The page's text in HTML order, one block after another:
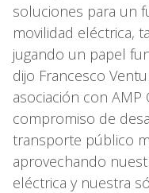
soluciones para un
movilidad eléctrica,
jugando un papel
dijo Francesco
asociación con
compromiso de
transporte público
aprovechando
eléctrica y nuestra